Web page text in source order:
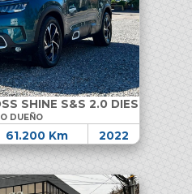
SHINE S&S 2.0 DIESEL
DUEÑO
61.200 Km 2022